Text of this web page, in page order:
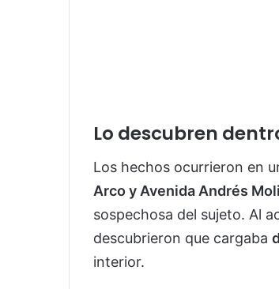
Lo descubren
Los hechos ocurrieron en
Arco y Avenida Andrés
sospechosa del sujeto. Al
descubrieron que cargaba
interior.